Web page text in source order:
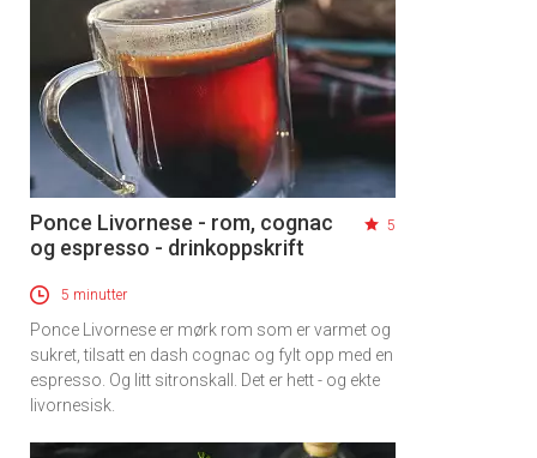
Ponce Livornese - rom, cognac
og espresso - drinkoppskrift
5
5 minutter
Ponce Livornese er mørk rom som er varmet og
sukret, tilsatt en dash cognac og fylt opp med en
espresso. Og litt sitronskall. Det er hett - og ekte
livornesisk.